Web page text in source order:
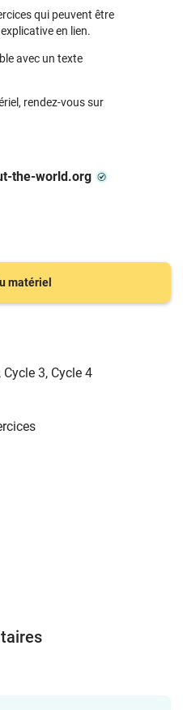
qui peuvent être
en lien.
avec un texte
rendez-vous sur
the-world.org
matériel
, Cycle 3, Cycle 4